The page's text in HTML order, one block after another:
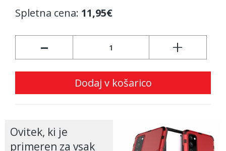
Spletna cena: 11,95€
- +
Dodaj v košarico
Ovitek, ki je
primeren za vsak